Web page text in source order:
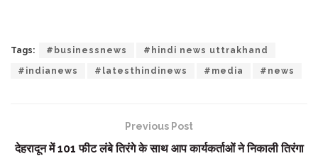
Tags: #businessnews #hindi news uttrakhand
#indianews #latesthindinews #media #news
Previous Post
देहरादून में 101 फीट लंबे तिरंगे के साथ आप कार्यकर्ताओं ने निकाली तिरंगा